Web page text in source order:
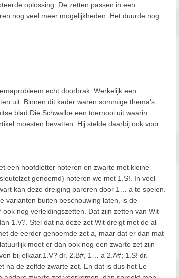
oplossing. De zetten passen in een
nog veel meer mogelijkheden. Het duurde nog
echt doorbrak. Werkelijk een
uit. Binnen dit kader waren sommige thema’s
blad Die Schwalbe een toernooi uit waarin
moesten bevatten. Hij stelde daarbij ook voor
een hoofdletter noteren en zwarte met kleine
genoemd) noteren we met 1.S!. In veel
kan deze dreiging pareren door 1… a te spelen.
varianten buiten beschouwing laten, is de
nog verleidingszetten. Dat zijn zetten van Wit
1.V?. Stel dat na deze zet Wit dreigt met de al
de eerder genoemde zet a, maar dat er dan mat
moet er dan ook nog een zwarte zet zijn
bij elkaar.1.V? dr. 2.B#, 1… a 2.A#; 1.S! dr.
na de zelfde zwarte zet. En dat is dus het Le